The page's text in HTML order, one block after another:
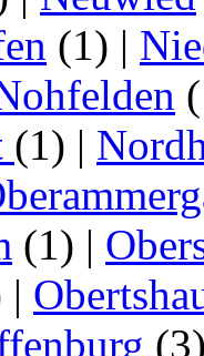
(1) |
(1) |
(1) |
|